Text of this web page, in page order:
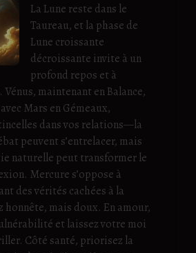
La Lune reste dans le
Taureau, et la phase de
Lune croissante
décroissante invite à un
profond repos et à
maintenant en Balance,
Mars en Gémeaux,
dans vos relations—la
peuvent s’entrelacer, mais
naturelle peut transformer le
Mercure s’oppose à
des vérités cachées à la
mais doux. En amour,
et laissez votre moi
Côté santé, priorisez la